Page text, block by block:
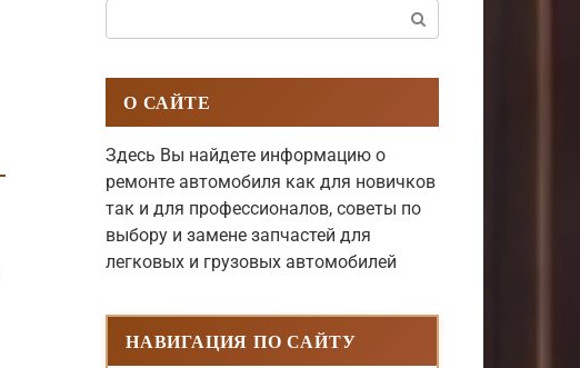
О САЙТЕ
Здесь Вы найдете информацию о
ремонте автомобиля как для новичков
так и для профессионалов, советы по
выбору и замене запчастей для
легковых и грузовых автомобилей
НАВИГАЦИЯ ПО САЙТУ